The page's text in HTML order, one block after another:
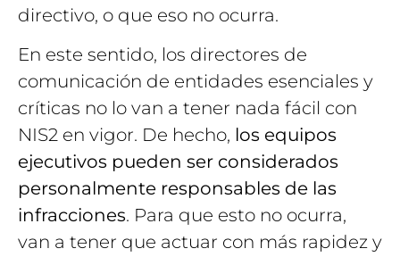
directivo, o que eso no ocurra.
En este sentido, los directores de
comunicación de entidades esenciales y
críticas no lo van a tener nada fácil con
NIS2 en vigor. De hecho, los equipos
ejecutivos pueden ser considerados
personalmente responsables de las
infracciones. Para que esto no ocurra,
van a tener que actuar con más rapidez y